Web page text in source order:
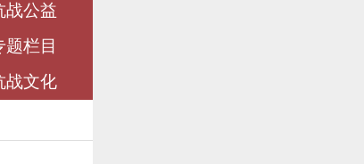
战公益
题栏目
战文化